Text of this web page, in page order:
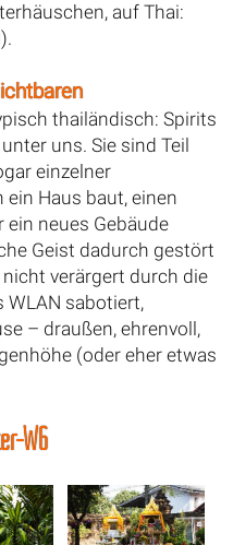
auf Thai:
thailändisch: Spirits
uns. Sie sind Teil
einzelner
Haus baut, einen
neues Gebäude
Geist dadurch gestört
verärgert durch die
WLAN sabotiert,
– draußen, ehrenvoll,
(oder eher etwas
WG